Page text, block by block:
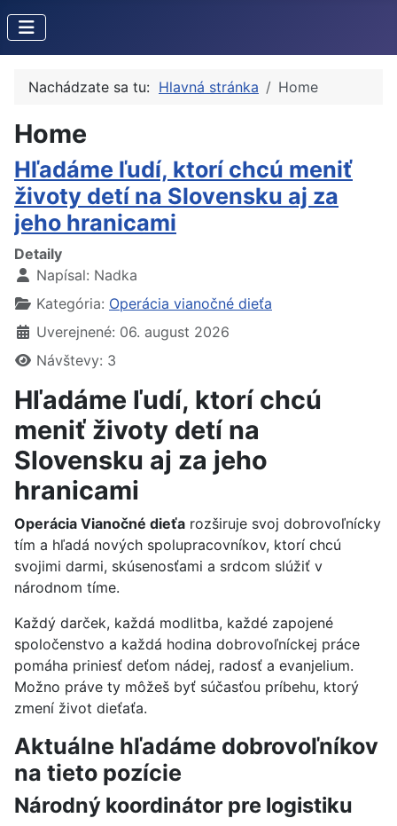
Nachádzate sa tu: Hlavná stránka Home
Home
Hľadáme ľudí, ktorí chcú meniť
životy detí na Slovensku aj za
jeho hranicami
Detaily
Napísal: Nadka
Kategória: Operácia vianočné dieťa
Uverejnené: 06. august 2026
Návštevy: 3
Hľadáme ľudí, ktorí chcú
meniť životy detí na
Slovensku aj za jeho
hranicami
Operácia Vianočné dieťa rozširuje svoj dobrovoľnícky
tím a hľadá nových spolupracovníkov, ktorí chcú
svojimi darmi, skúsenosťami a srdcom slúžiť v
národnom tíme.
Každý darček, každá modlitba, každé zapojené
spoločenstvo a každá hodina dobrovoľníckej práce
pomáha priniesť deťom nádej, radosť a evanjelium.
Možno práve ty môžeš byť súčasťou príbehu, ktorý
zmení život dieťaťa.
Aktuálne hľadáme dobrovoľníkov
na tieto pozície
Národný koordinátor pre logistiku